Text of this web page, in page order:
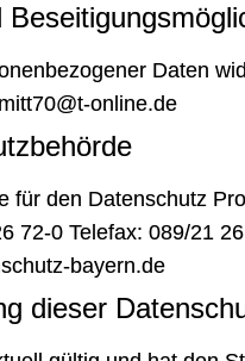
Daten
online.de
für den Datenschutz
72-0 Telefax: 089/21
bayern.de
dieser